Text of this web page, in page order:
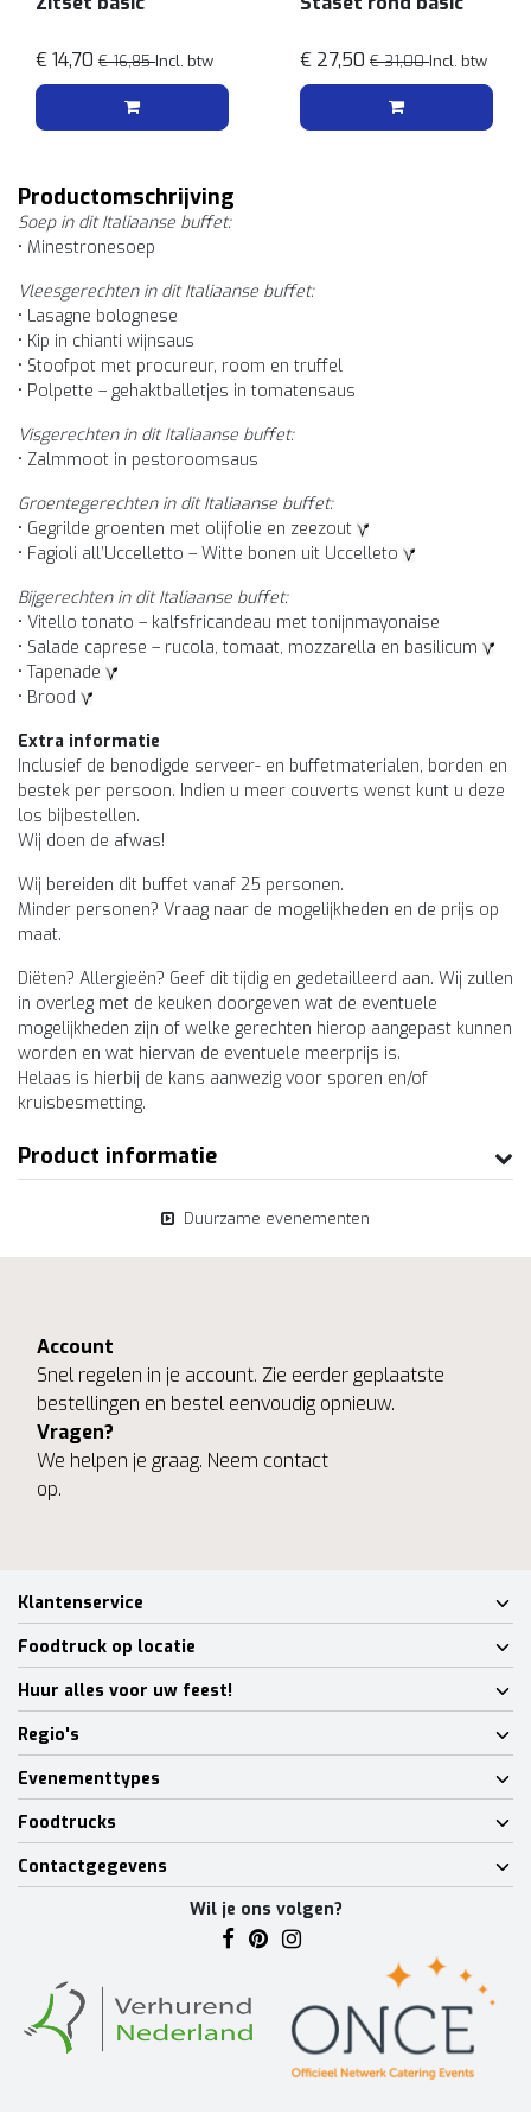
€ 14,70 € 16,85Incl. btw € 27,50 € 31,00Incl. btw
Productomschrijving
Soep in dit Italiaanse buffet:
• Minestronesoep
Vleesgerechten in dit Italiaanse buffet:
• Lasagne bolognese
• Kip in chianti wijnsaus
• Stoofpot met procureur, room en truffel
• Polpette – gehaktballetjes in tomatensaus
Visgerechten in dit Italiaanse buffet:
• Zalmmoot in pestoroomsaus
Groentegerechten in dit Italiaanse buffet:
• Gegrilde groenten met olijfolie en zeezout
• Fagioli all’Uccelletto – Witte bonen uit Uccelleto
Bijgerechten in dit Italiaanse buffet:
• Vitello tonato – kalfsfricandeau met tonijnmayonaise
• Salade caprese – rucola, tomaat, mozzarella en basilicum
• Tapenade
• Brood
Extra informatie
Inclusief de benodigde serveer- en buffetmaterialen, borden en
bestek per persoon. Indien u meer couverts wenst kunt u deze
los bijbestellen.
Wij doen de afwas!
Wij bereiden dit buffet vanaf 25 personen.
Minder personen? Vraag naar de mogelijkheden en de prijs op
maat.
Diëten? Allergieën? Geef dit tijdig en gedetailleerd aan. Wij zullen
in overleg met de keuken doorgeven wat de eventuele
mogelijkheden zijn of welke gerechten hierop aangepast kunnen
worden en wat hiervan de eventuele meerprijs is.
Helaas is hierbij de kans aanwezig voor sporen en/of
kruisbesmetting.
Product informatie
Duurzame evenementen
Account
Snel regelen in je account. Zie eerder geplaatste
bestellingen en bestel eenvoudig opnieuw.
Vragen?
We helpen je graag. Neem contact
op.
Klantenservice
Foodtruck op locatie
Huur alles voor uw feest!
Regio's
Evenementtypes
Foodtrucks
Contactgegevens
Wil je ons volgen?